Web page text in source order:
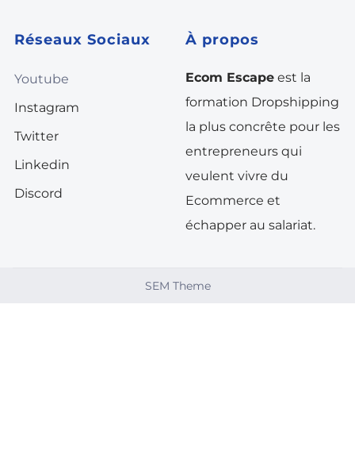
Réseaux Sociaux
Youtube
Instagram
Twitter
Linkedin
Discord
À propos
Ecom Escape est la
formation Dropshipping
la plus concrête pour les
entrepreneurs qui
veulent vivre du
Ecommerce et
échapper au salariat.
SEM Theme